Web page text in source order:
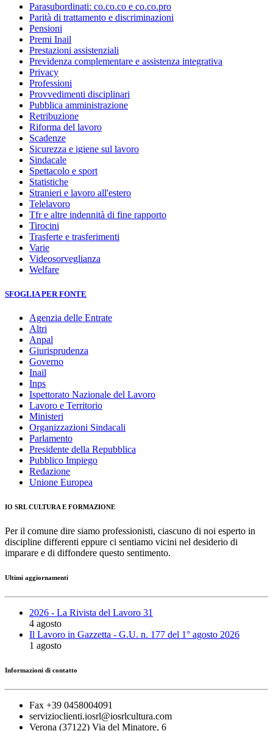
Parasubordinati: co.co.co e co.co.pro
Parità di trattamento e discriminazioni
Pensioni
Premi Inail
Prestazioni assistenziali
Previdenza complementare e assistenza integrativa
Privacy
Professioni
Provvedimenti disciplinari
Pubblica amministrazione
Retribuzione
Riforma del lavoro
Scadenze
Sicurezza e igiene sul lavoro
Sindacale
Spettacolo e sport
Statistiche
Stranieri e lavoro all'estero
Telelavoro
Tfr e altre indennità di fine rapporto
Tirocini
Trasferte e trasferimenti
Varie
Videosorveglianza
Welfare
SFOGLIA PER FONTE
Agenzia delle Entrate
Altri
Anpal
Giurisprudenza
Governo
Inail
Inps
Ispettorato Nazionale del Lavoro
Lavoro e Territorio
Ministeri
Organizzazioni Sindacali
Parlamento
Presidente della Repubblica
Pubblico Impiego
Redazione
Unione Europea
IO SRL CULTURA E FORMAZIONE
Per il comune dire siamo professionisti, ciascuno di noi esperto in
discipline differenti eppure ci sentiamo vicini nel desiderio di
imparare e di diffondere questo sentimento.
Ultimi aggiornamenti
2026 - La Rivista del Lavoro 31
4 agosto
Il Lavoro in Gazzetta - G.U. n. 177 del 1° agosto 2026
1 agosto
Informazioni di contatto
Fax +39 0458004091
servizioclienti.iosrl@iosrlcultura.com
Verona (37122) Via del Minatore, 6